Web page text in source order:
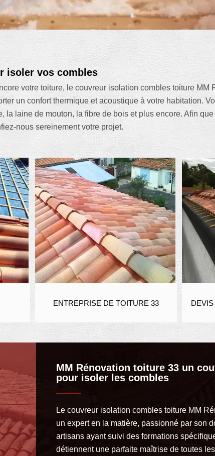
isoler vos combles
votre toiture, le couvreur isolation combles toiture
un confort thermique et acoustique à votre habitation.
la laine de mouton, la fibre de bois et plus encore. Afin
nous sereinement votre projet.
ENTREPRISE DE TOITURE 33 DEVIS
MM Rénovation toiture 33 un
pour isoler les combles
Le couvreur isolation combles toiture MM
un expert en la matière, passionné par son
artisans ayant suivi des formations
détiennent une parfaite maîtrise de toutes